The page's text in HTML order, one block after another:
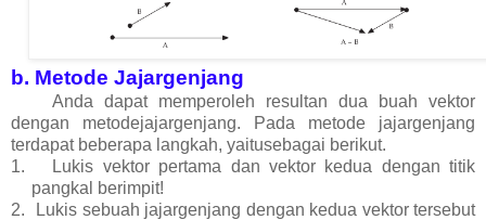
b. Metode Jajargenjang
Anda dapat memperoleh resultan dua buah vektor
dengan metodejajargenjang. Pada metode jajargenjang
terdapat beberapa langkah, yaitusebagai berikut.
1.
Lukis vektor pertama dan vektor kedua dengan titik
pangkal berimpit!
2.
Lukis sebuah jajargenjang dengan kedua vektor tersebut